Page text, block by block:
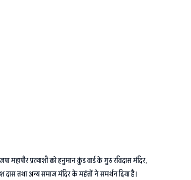
महापौर प्रत्याशी को हनुमान कुंड वार्ड के गुरु रविदास मंदिर,
दास तथा अन्य समाज मंदिर के महंतों ने समर्थन दिया है।